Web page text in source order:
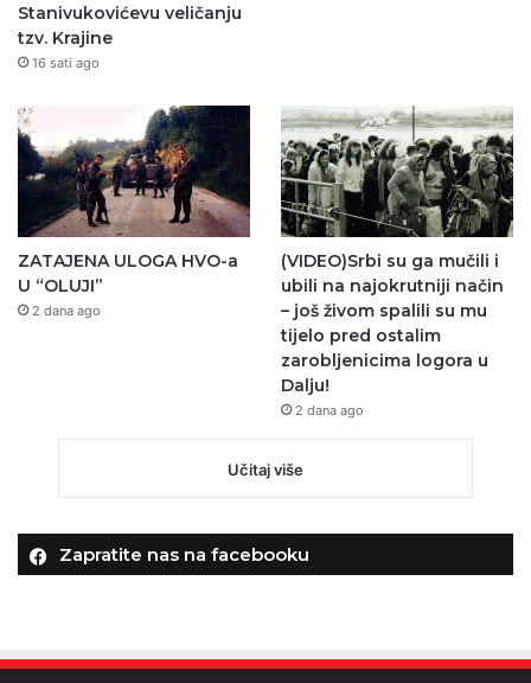
Stanivukovićevu veličanju
tzv. Krajine
16 sati ago
ZATAJENA ULOGA HVO-a
U “OLUJI”
2 dana ago
(VIDEO)Srbi su ga mučili i
ubili na najokrutniji način
– još živom spalili su mu
tijelo pred ostalim
zarobljenicima logora u
Dalju!
2 dana ago
Učitaj više
Zapratite nas na facebooku